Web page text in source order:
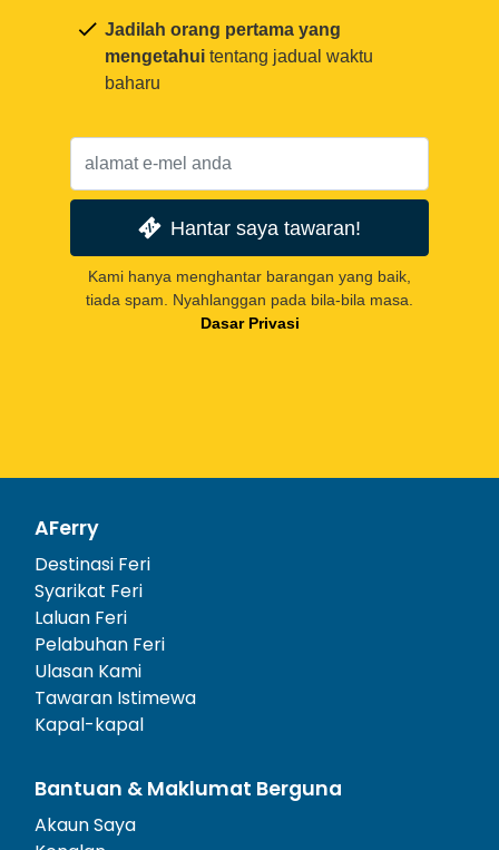
Jadilah orang pertama yang
mengetahui tentang jadual waktu
baharu
Hantar saya tawaran!
Kami hanya menghantar barangan yang baik,
tiada spam. Nyahlanggan pada bila-bila masa.
Dasar Privasi
AFerry
Destinasi Feri
Syarikat Feri
Laluan Feri
Pelabuhan Feri
Ulasan Kami
Tawaran Istimewa
Kapal-kapal
Bantuan & Maklumat Berguna
Akaun Saya